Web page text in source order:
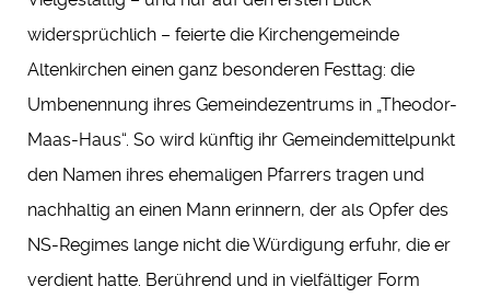
widersprüchlich – feierte die Kirchengemeinde
Altenkirchen einen ganz besonderen Festtag: die
Umbenennung ihres Gemeindezentrums in „Theodor-
Maas-Haus“. So wird künftig ihr Gemeindemittelpunkt
den Namen ihres ehemaligen Pfarrers tragen und
nachhaltig an einen Mann erinnern, der als Opfer des
NS-Regimes lange nicht die Würdigung erfuhr, die er
verdient hatte. Berührend und in vielfältiger Form